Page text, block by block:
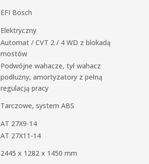
EFI Bosch
Elektryczny
Automat / CVT 2 / 4 WD z blokadą
mostów
Podwójne wahacze, tył wahacz
podłużny, amortyzatory z pełną
regulacją pracy
Tarczowe, system ABS
AT 27X9-14
AT 27X11-14
2445 x 1282 x 1450 mm